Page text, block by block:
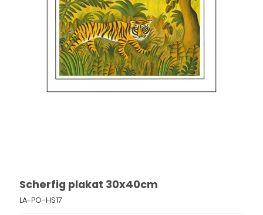
Scherfig plakat 30x40cm
LA-PO-HS17